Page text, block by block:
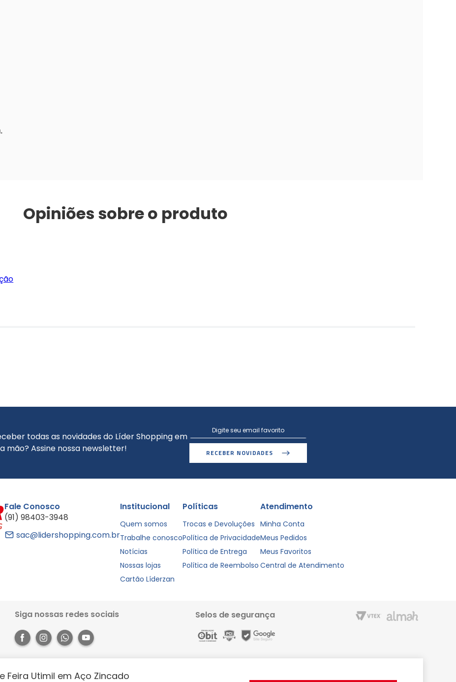
Feira Utimil em Aço Zincado
Opiniões sobre o produto
todas as novidades do Líder Shopping em
mão? Assine nossa newsletter!
RECEBER NOVIDADES
Fale Conosco
(91) 98403-3948
sac@lidershopping.com.br
Institucional
Quem somos
Trabalhe conosco
Notícias
Nossas lojas
Cartão Líderzan
Políticas
Trocas e Devoluções
Política de Privacidade
Política de Entrega
Política de Reembolso
Atendimento
Minha Conta
Meus Pedidos
Meus Favoritos
Central de Atendimento
Siga nossas redes sociais Selos de segurança
| Rua dos Pariquis, 1056 - Jurunas, Belém - PA, 66033-590. Site 100% seguro, com entrega rápida e condições especiais para o Cartão Liderzan.